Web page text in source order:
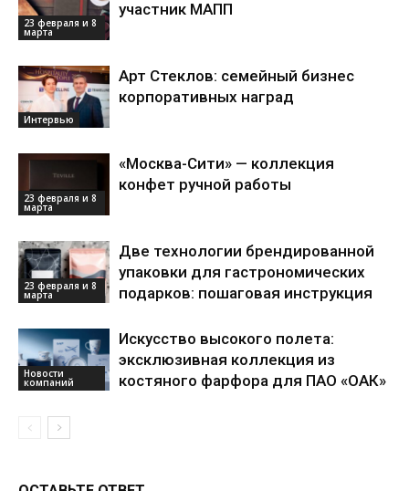
23 февраля и 8
марта
участник МАПП
Интервью
Арт Стеклов: семейный бизнес
корпоративных наград
23 февраля и 8
марта
«Москва-Сити» — коллекция
конфет ручной работы
23 февраля и 8
марта
Две технологии брендированной
упаковки для гастрономических
подарков: пошаговая инструкция
Новости
компаний
Искусство высокого полета:
эксклюзивная коллекция из
костяного фарфора для ПАО «ОАК»